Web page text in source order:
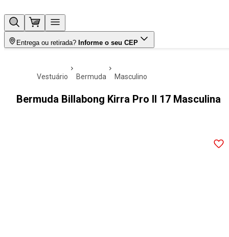
Entrega ou retirada? Informe o seu CEP
vestuário bermuda masculino
Bermuda Billabong Kirra Pro II 17 Masculina